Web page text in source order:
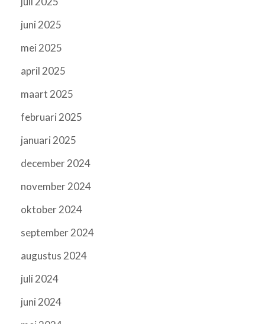
juni 2025
mei 2025
april 2025
maart 2025
februari 2025
januari 2025
december 2024
november 2024
oktober 2024
september 2024
augustus 2024
juli 2024
juni 2024